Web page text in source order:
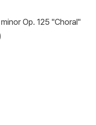
Op. 125 "Choral"